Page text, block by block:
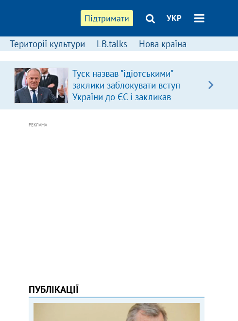
Підтримати УКР
Території культури LB.talks Нова країна
Туск назвав "ідіотськими"
заклики заблокувати вступ
України до ЄС і закликав
припинити антиукраїнську
РЕКЛАМА
ПУБЛІКАЦІЇ